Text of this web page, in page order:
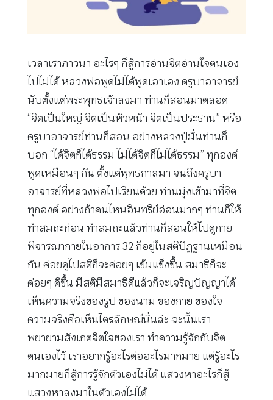
เวลาเราภาวนา อะไรๆ ก็สู้การอ่านจิตอ่านใจตนเอง
ไปไม่ได้ หลวงพ่อพูดไม่ได้พูดเอาเอง ครูบาอาจารย์
นับตั้งแต่พระพุทธเจ้าลงมา ท่านก็สอนมาตลอด
“จิตเป็นใหญ่ จิตเป็นหัวหน้า จิตเป็นประธาน” หรือ
ครูบาอาจารย์ท่านก็สอน อย่างหลวงปู่มั่นท่านก็
บอก “ได้จิตก็ได้ธรรม ไม่ได้จิตก็ไม่ได้ธรรม” ทุกองค์
พูดเหมือนๆ กัน ตั้งแต่พุทธกาลมา จนถึงครูบา
อาจารย์ที่หลวงพ่อไปเรียนด้วย ท่านมุ่งเข้ามาที่จิต
ทุกองค์ อย่างถ้าคนไหนอินทรีย์อ่อนมากๆ ท่านก็ให้
ทำสมถะก่อน ทำสมถะแล้วท่านก็สอนให้ไปดูกาย
พิจารณากายในอาการ 32 ก็อยู่ในสติปัฏฐานเหมือน
กัน ค่อยดูไปสติก็จะค่อยๆ เข้มแข็งขึ้น สมาธิก็จะ
ค่อยๆ ดีขึ้น มีสติมีสมาธิดีแล้วก็จะเจริญปัญญาได้
เห็นความจริงของรูป ของนาม ของกาย ของใจ
ความจริงคือเห็นไตรลักษณ์นั่นล่ะ ฉะนั้นเรา
พยายามสังเกตจิตใจของเรา ทำความรู้จักกับจิต
ตนเองไว้ เราอยากรู้อะไรต่ออะไรมากมาย แต่รู้อะไร
มากมายก็สู้การรู้จักตัวเองไม่ได้ แสวงหาอะไรก็สู้
แสวงหาลงมาในตัวเองไม่ได้